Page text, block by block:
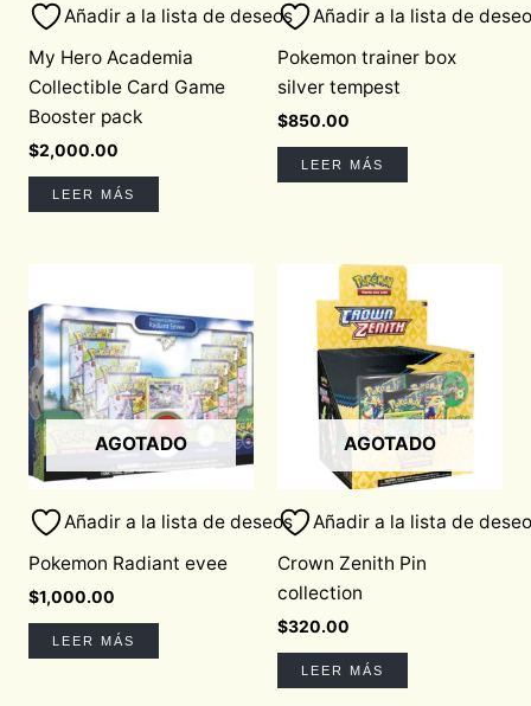
Añadir a la lista de deseos
My Hero Academia
Collectible Card Game
Booster pack
$2,000.00
LEER MÁS
Añadir a la lista de
Pokemon trainer box
silver tempest
$850.00
LEER MÁS
AGOTADO
Añadir a la lista de deseos
Pokemon Radiant evee
$1,000.00
LEER MÁS
AGOTADO
Añadir a la lista de
Crown Zenith Pin
collection
$320.00
LEER MÁS